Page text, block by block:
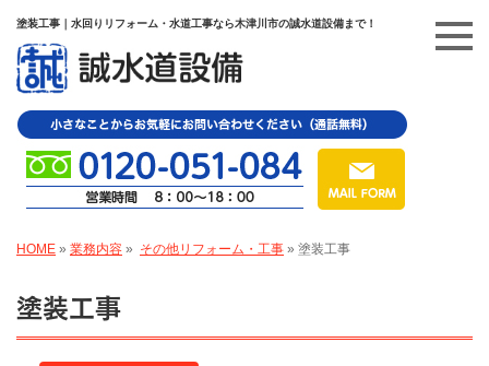
塗装工事｜水回りリフォーム・水道工事なら木津川市の誠水道設備まで！
HOME » 業務内容 » その他リフォーム・工事 » 塗装工事
塗装工事